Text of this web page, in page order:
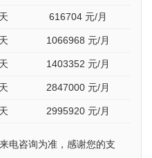
616704 元/月
1066968 元/月
1403352 元/月
2847000 元/月
2995920 元/月
电咨询为准，感谢您的支